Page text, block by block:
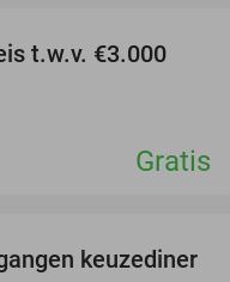
t.w.v. €3.000
Gratis
30%
keuzediner